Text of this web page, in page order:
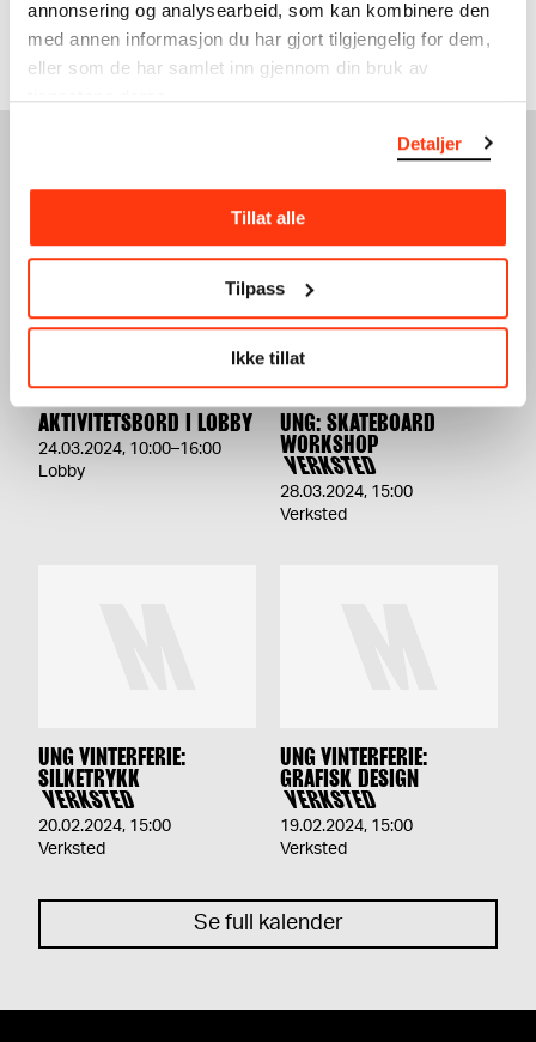
annonsering og analysearbeid, som kan kombinere den
med annen informasjon du har gjort tilgjengelig for dem,
eller som de har samlet inn gjennom din bruk av
tjenestene deres.
Detaljer
Tillat alle
Tilpass
Ikke tillat
21.11.2024, 18:00
Drop-in
14.11.2024 ,17:00
Drop-in
SE OGSÅ
AKTIVITETSBORD I LOBBY
24.03.2024, 10:00–16:00
Lobby
UNG: SKATEBOARD
WORKSHOP
VERKSTED
28.03.2024, 15:00
Verksted
UNG VINTERFERIE:
SILKETRYKK
VERKSTED
20.02.2024, 15:00
Verksted
UNG VINTERFERIE:
GRAFISK DESIGN
VERKSTED
19.02.2024, 15:00
Verksted
Se full kalender